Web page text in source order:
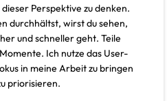
Perspektive zu denken.
durchhältst, wirst du sehen,
und schneller geht. Teile
Ich nutze das User-
in meine Arbeit zu bringen
priorisieren.